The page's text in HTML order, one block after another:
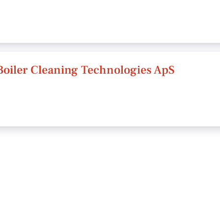
Cleaning Technologies ApS